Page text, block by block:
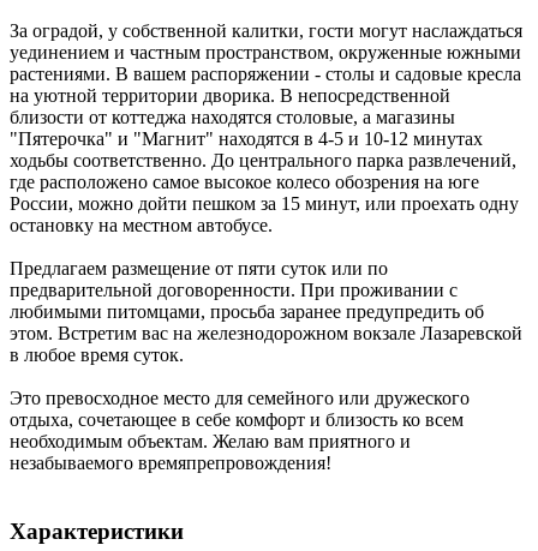
За оградой, у собственной калитки, гости могут наслаждаться
уединением и частным пространством, окруженные южными
растениями. В вашем распоряжении - столы и садовые кресла
на уютной территории дворика. В непосредственной
близости от коттеджа находятся столовые, а магазины
"Пятерочка" и "Магнит" находятся в 4-5 и 10-12 минутах
ходьбы соответственно. До центрального парка развлечений,
где расположено самое высокое колесо обозрения на юге
России, можно дойти пешком за 15 минут, или проехать одну
остановку на местном автобусе.
Предлагаем размещение от пяти суток или по
предварительной договоренности. При проживании с
любимыми питомцами, просьба заранее предупредить об
этом. Встретим вас на железнодорожном вокзале Лазаревской
в любое время суток.
Это превосходное место для семейного или дружеского
отдыха, сочетающее в себе комфорт и близость ко всем
необходимым объектам. Желаю вам приятного и
незабываемого времяпрепровождения!
Характеристики